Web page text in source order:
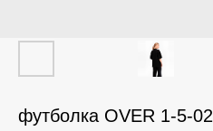
футболка OVER 1-5-02